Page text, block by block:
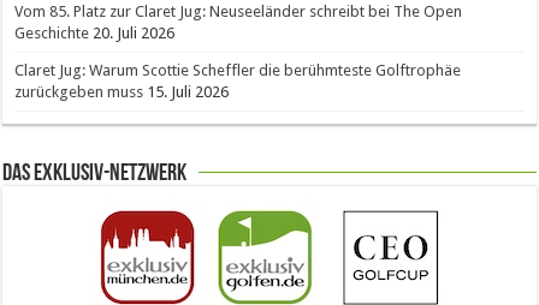
Vom 85. Platz zur Claret Jug: Neuseeländer schreibt bei The Open
Geschichte 20. Juli 2026
Claret Jug: Warum Scottie Scheffler die berühmteste Golftrophäe
zurückgeben muss 15. Juli 2026
Das Exklusiv-Netzwerk